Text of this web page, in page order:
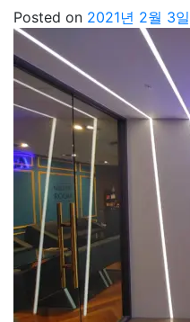
Posted on 2021년 2월 3일